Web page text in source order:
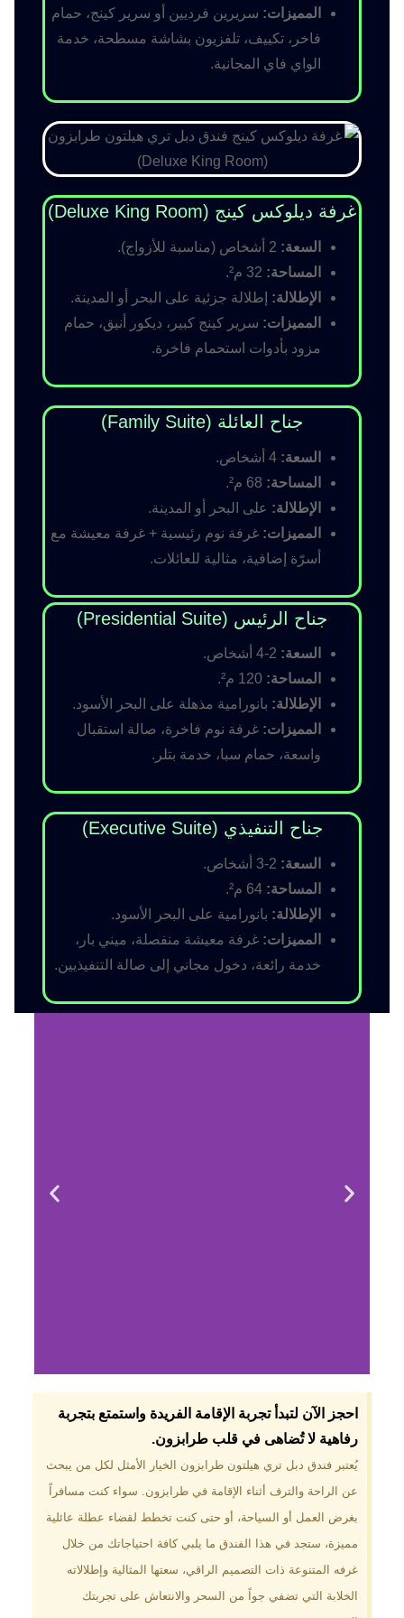
المميزات: سريرين فرديين أو سرير كينج، حمام
فاخر، تكييف، تلفزيون بشاشة مسطحة، خدمة
الواي فاي المجانية.
غرفة ديلوكس كينج (Deluxe King Room)
السعة:
المساحة:
الإطلالة: إطلالة جزئية على البحر أو المدينة.
المميزات: سرير كينج كبير، ديكور أنيق، حمام
مزود بأدوات استحمام فاخرة.
جناح العائلة (Family Suite)
السعة:
المساحة:
الإطلالة: على البحر أو المدينة.
المميزات: غرفة نوم رئيسية + غرفة معيشة مع
أسرّة إضافية، مثالية للعائلات.
جناح الرئيس (Presidential Suite)
السعة:
المساحة:
الإطلالة: بانورامية مذهلة على البحر الأسود.
المميزات: غرفة نوم فاخرة، صالة استقبال
واسعة، حمام سبا، خدمة بتلر.
جناح التنفيذي (Executive Suite)
السعة:
المساحة:
الإطلالة: بانورامية على البحر الأسود.
المميزات: غرفة معيشة منفصلة، ميني بار،
خدمة رائعة، دخول مجاني إلى صالة التنفيذيين.
لماذا تختار فندق دبل
تري هيلتون
طرابزون؟
موقع مميز في قلب طرابزون بالقرب
من أهم المعالم السياحية. إطلالات
الخضراء. مرافق متكاملة تشمل
مسبحًا داخليًا، سبا، صالة ألعاب
رياضية، ومطاعم عالمية.
احجز الآن لتبدأ تجربة الإقامة الفريدة واستمتع بتجربة
رفاهية لا تُضاهى في قلب طرابزون.​
يُعتبر فندق دبل تري هيلتون طرابزون الخيار الأمثل لكل من يبحث
عن الراحة والترف أثناء الإقامة في طرابزون. سواء كنت مسافراً
بغرض العمل أو السياحة، أو حتى كنت تخطط لقضاء عطلة عائلية
مميزة، ستجد في هذا الفندق ما يلبي كافة احتياجاتك من خلال
غرفه المتنوعة ذات التصميم الراقي، سعتها المثالية وإطلالاته
الخلابة التي تضفي جواً من السحر والانتعاش على تجربتك